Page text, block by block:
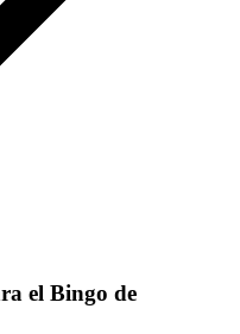
el Bingo de